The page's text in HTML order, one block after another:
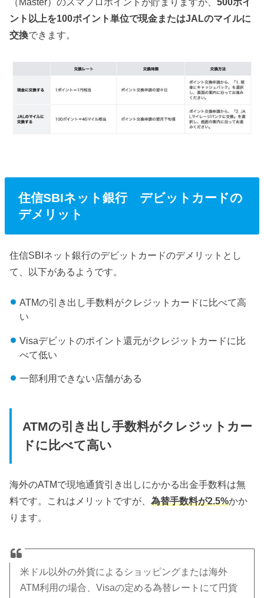
ント以上を100ポイント単位で現金またはJALのマイルに
交換できます。
住信SBIネット銀行 デビットカードの
デメリット
住信SBIネット銀行のデビットカードのデメリットとし
て、以下があるようです。
ATMの引き出し手数料がクレジットカードに比べて高
い
Visaデビットのポイント還元がクレジットカードに比
べて低い
一部利用できない店舗がある
ATMの引き出し手数料がクレジットカー
ドに比べて高い
海外のATMで現地通貨引き出しにかかる出金手数料は無
料です。これはメリットですが、為替手数料が2.5%かか
ります。
米ドル以外の外貨によるショッピングまたは海外
ATM利用の場合、Visaの定める為替レートにて円貨